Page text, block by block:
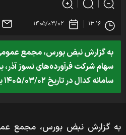
۱۳:۱۶ ۱۴۰۵/۰۳/۰۲
به گزارش نبض بورس، مجمع
سهام شرکت فرآورده‌های نسوز
سامانه کدال در تاریخ ۱۴۰۵/۰۳/۰۲ برگزار گردید.
به گزارش نبض بورس، مجمع